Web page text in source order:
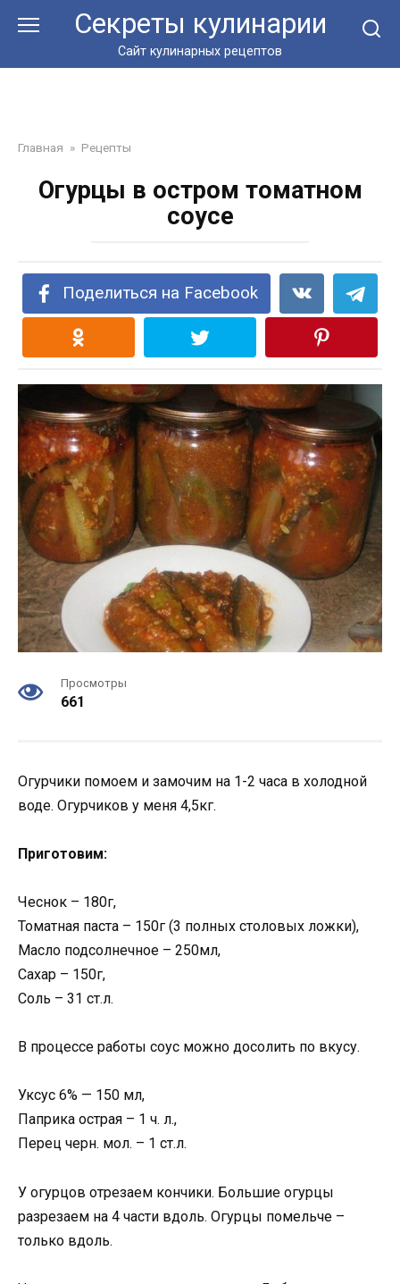
Секреты кулинарии
Сайт кулинарных рецептов
Главная » Рецепты
Огурцы в остром томатном
соусе
Поделиться на Facebook
Просмотры
661
Огурчики помоем и замочим на 1-2 часа в холодной
воде. Огурчиков у меня 4,5кг.
Приготовим:
Чеснок – 180г,
Томатная паста – 150г (3 полных столовых ложки),
Масло подсолнечное – 250мл,
Сахар – 150г,
Соль – 31 ст.л.
В процессе работы соус можно досолить по вкусу.
Уксус 6% — 150 мл,
Паприка острая – 1 ч. л.,
Перец черн. мол. – 1 ст.л.
У огурцов отрезаем кончики. Большие огурцы
разрезаем на 4 части вдоль. Огурцы помельче –
только вдоль.